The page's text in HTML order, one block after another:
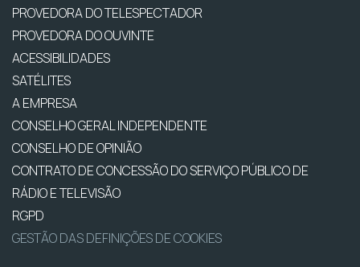
PROVEDORA DO TELESPECTADOR
PROVEDORA DO OUVINTE
ACESSIBILIDADES
SATÉLITES
A EMPRESA
CONSELHO GERAL INDEPENDENTE
CONSELHO DE OPINIÃO
CONTRATO DE CONCESSÃO DO SERVIÇO PÚBLICO DE
RÁDIO E TELEVISÃO
RGPD
GESTÃO DAS DEFINIÇÕES DE COOKIES